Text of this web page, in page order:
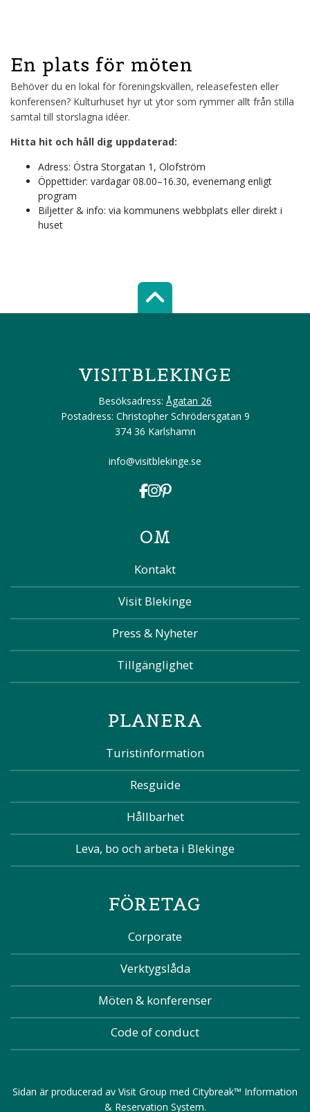
En plats för möten
Behöver du en lokal för föreningskvällen, releasefesten eller
konferensen? Kulturhuset hyr ut ytor som rymmer allt från stilla
samtal till storslagna idéer.
Hitta hit och håll dig uppdaterad:
Adress: Östra Storgatan 1, Olofström
Öppettider: vardagar 08.00–16.30, evenemang enligt
program
Biljetter & info: via kommunens webbplats eller direkt i
huset
Scroll top of
VISITBLEKINGE
Besöksadress: Ågatan 26
Postadress: Christopher Schrödersgatan 9
374 36 Karlshamn
info@visitblekinge.se
OM
Kontakt
Visit Blekinge
Press & Nyheter
Tillgänglighet
PLANERA
Turistinformation
Resguide
Hållbarhet
Leva, bo och arbeta i Blekinge
FÖRETAG
Corporate
Verktygslåda
Möten & konferenser
Code of conduct
Sidan är producerad av Visit Group med Citybreak™ Information
& Reservation System.